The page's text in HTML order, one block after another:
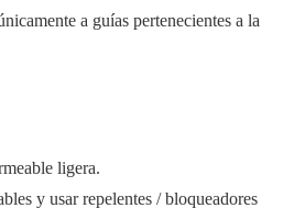
a guías pertenecientes a la
ligera.
y usar repelentes / bloqueadores